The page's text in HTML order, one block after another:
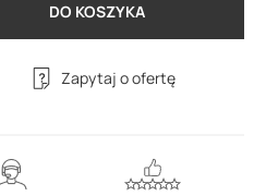
DO KOSZYKA
Zapytaj o ofertę